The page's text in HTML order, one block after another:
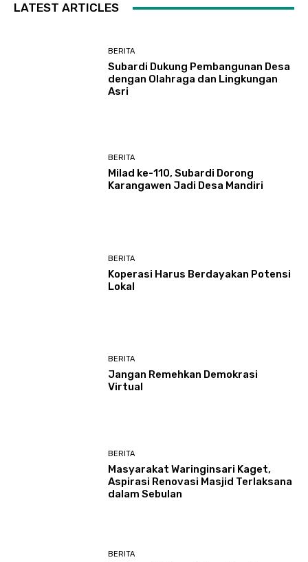
LATEST ARTICLES
BERITA
Subardi Dukung Pembangunan Desa
dengan Olahraga dan Lingkungan
Asri
BERITA
Milad ke-110, Subardi Dorong
Karangawen Jadi Desa Mandiri
BERITA
Koperasi Harus Berdayakan Potensi
Lokal
BERITA
Jangan Remehkan Demokrasi
Virtual
BERITA
Masyarakat Waringinsari Kaget,
Aspirasi Renovasi Masjid Terlaksana
dalam Sebulan
BERITA